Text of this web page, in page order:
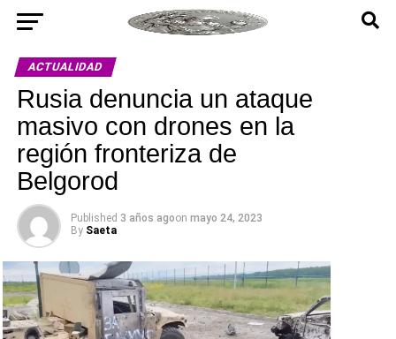
ACTUALIDAD
Rusia denuncia un ataque
masivo con drones en la
región fronteriza de
Belgorod
Published 3 años agoon mayo 24, 2023
By Saeta